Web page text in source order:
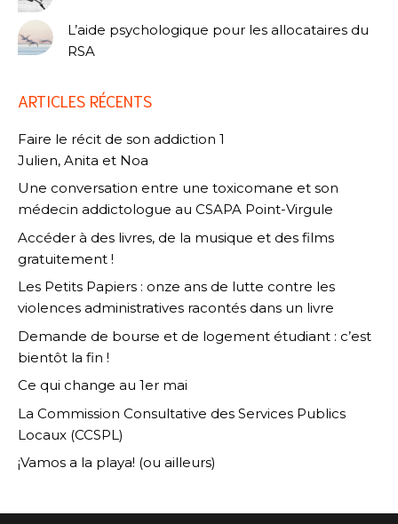
L’aide psychologique pour les allocataires du
RSA
ARTICLES RÉCENTS
Faire le récit de son addiction 1
Julien, Anita et Noa
Une conversation entre une toxicomane et son
médecin addictologue au CSAPA Point-Virgule
Accéder à des livres, de la musique et des films
gratuitement !
Les Petits Papiers : onze ans de lutte contre les
violences administratives racontés dans un livre
Demande de bourse et de logement étudiant : c’est
bientôt la fin !
Ce qui change au 1er mai
La Commission Consultative des Services Publics
Locaux (CCSPL)
¡Vamos a la playa! (ou ailleurs)